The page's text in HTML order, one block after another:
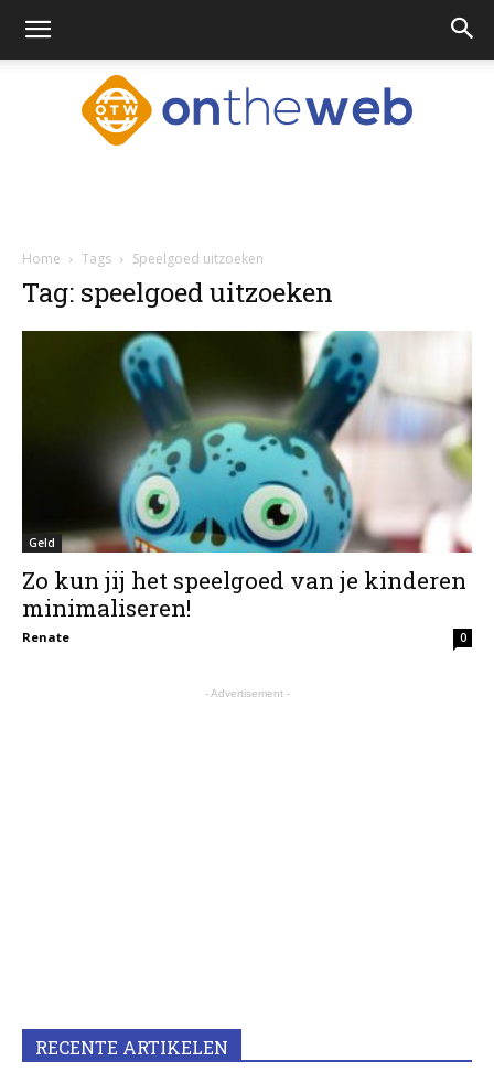
Home Tags Speelgoed uitzoeken
Tag: speelgoed uitzoeken
Geld
Zo kun jij het speelgoed van je kinderen
minimaliseren!
Renate 0
- Advertisement -
RECENTE ARTIKELEN